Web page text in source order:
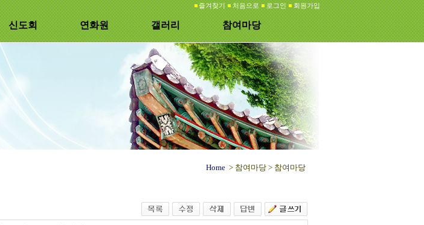
즐겨찾기 처음으로 로그인 회원가입
신도회 연화원 갤러리 참여마당
Home > 참여마당 > 참여마당